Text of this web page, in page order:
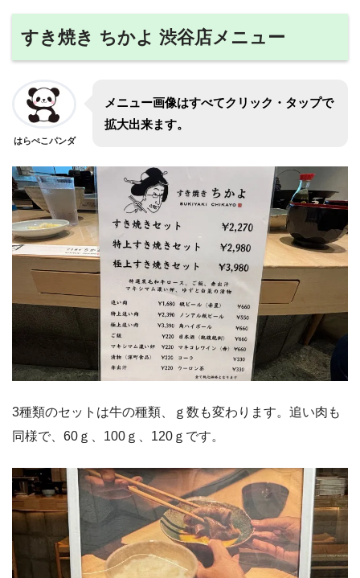
すき焼き ちかよ 渋谷店メニュー
はらぺこパンダ
メニュー画像はすべてクリック・タップで
拡大出来ます。
3種類のセットは牛の種類、ｇ数も変わります。追い肉も
同様で、60ｇ、100ｇ、120ｇです。